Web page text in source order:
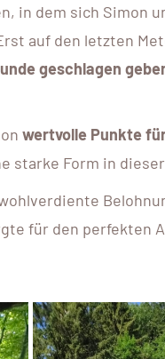
in dem sich Simon
auf den letzten
geschlagen
wertvolle Punkte
starke Form in
für den perfekten